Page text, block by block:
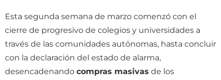
Esta segunda semana de marzo comenzó con el
cierre de progresivo de colegios y universidades a
través de las comunidades autónomas, hasta concluir
con la declaración del estado de alarma,
desencadenando compras masivas de los